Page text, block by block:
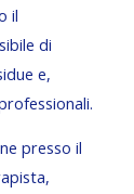
il
di
e,
presso il